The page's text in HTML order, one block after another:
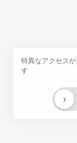
特異なアクセス
す
›